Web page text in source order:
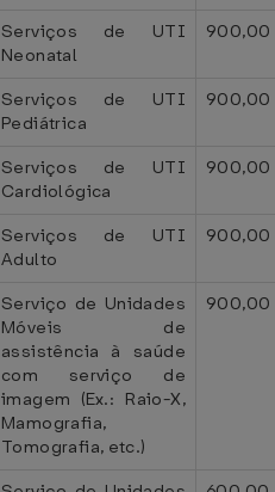
Serviços de UTI
Neonatal
900,00
Serviços de UTI
Pediátrica
900,00
Serviços de UTI
Cardiológica
900,00
Serviços de UTI
Adulto
900,00
Serviço de Unidades
Móveis de
assistência à saúde
com serviço de
imagem (Ex.: Raio-X,
Mamografia,
Tomografia, etc.)
900,00